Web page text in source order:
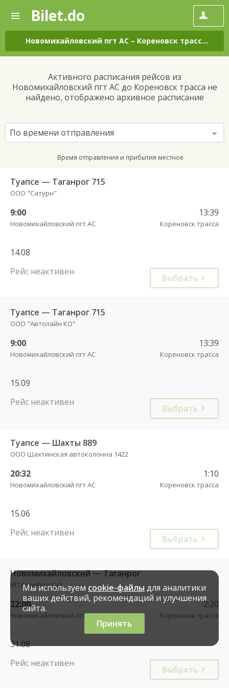
—
Поиск
и
покупка
билетов
автобус
онлайн
Bilet.do
Новомихайловский пгт АС – Кореновск трасса
Активного расписания рейсов из
Новомихайловский пгт АС до Кореновск трасса не
найдено, отображено архивное расписание
По времени отправления
Время отправления и прибытия местное
Туапсе — Таганрог 715
ООО "Сатурн"
9:00
Новомихайловский пгт АС
13:39
Кореновск трасса
14.08
Рейс неактивен
Выбрать
Туапсе — Таганрог 715
ООО "Автолайн КО"
9:00
Новомихайловский пгт АС
13:39
Кореновск трасса
15.09
Рейс неактивен
Выбрать
Туапсе — Шахты 889
ООО Шахтинская автоколонна 1422
20:32
Новомихайловский пгт АС
1:10
Кореновск трасса
15.06
Рейс неактивен
Выбрать
Новомихайловский — Таганрог
ИП Коробов С.О.
22:00
Новомихайловский пгт АС
2:20
Кореновск трасса
31.08
Рейс неактивен
Выбрать
Мы используем cookie-файлы для аналитики
ваших действий, рекомендаций и улучшения
сайта.
Принять